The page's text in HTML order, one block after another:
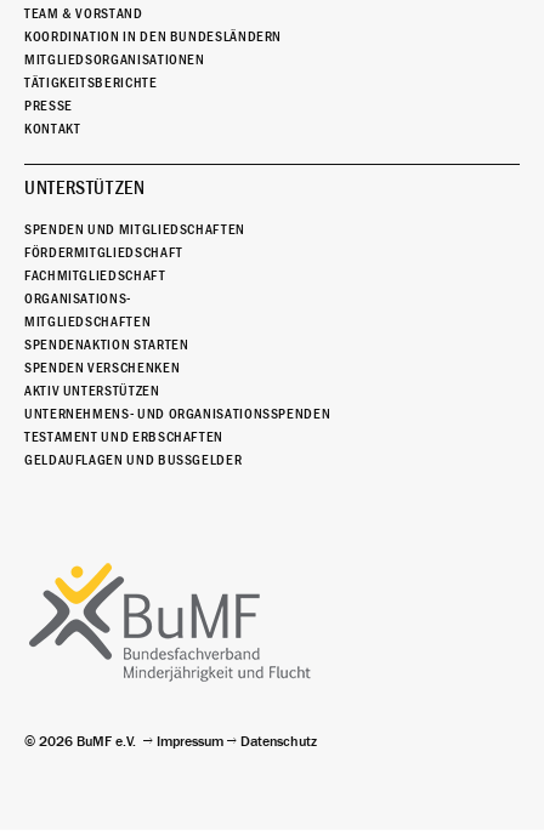
TEAM & VORSTAND
KOORDINATION IN DEN BUNDESLÄNDERN
MITGLIEDSORGANISATIONEN
TÄTIGKEITSBERICHTE
PRESSE
KONTAKT
UNTERSTÜTZEN
SPENDEN UND MITGLIEDSCHAFTEN
FÖRDERMITGLIEDSCHAFT
FACHMITGLIEDSCHAFT
ORGANISATIONS-
MITGLIEDSCHAFTEN
SPENDENAKTION STARTEN
SPENDEN VERSCHENKEN
AKTIV UNTERSTÜTZEN
UNTERNEHMENS- UND ORGANISATIONSSPENDEN
TESTAMENT UND ERBSCHAFTEN
GELDAUFLAGEN UND BUSSGELDER
© 2026 BuMF e.V. Impressum Datenschutz